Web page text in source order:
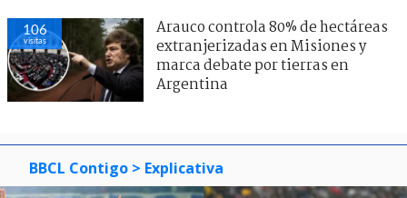
106
visitas
Arauco controla 80% de hectáreas
extranjerizadas en Misiones y
marca debate por tierras en
Argentina
BBCL Contigo > Explicativa